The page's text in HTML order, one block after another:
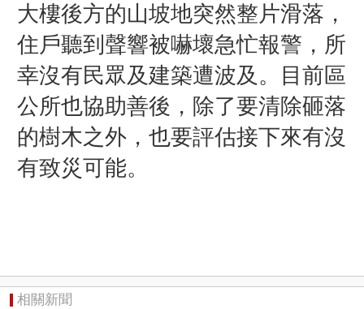
大樓後方的山坡地突然整片滑落，
住戶聽到聲響被嚇壞急忙報警，所
幸沒有民眾及建築遭波及。
目前區
公所也協助善後，除了要清除砸落
的樹木之外，也要評估接下來有沒
有致災可能。
相關新聞